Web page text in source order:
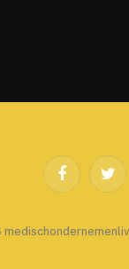
Facebook